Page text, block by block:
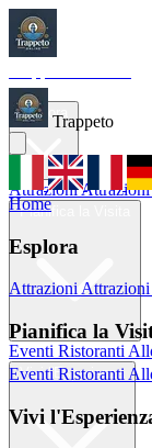
Home
Attrazioni
Eventi Ristoranti
Trappeto
Home
Esplora
Attrazioni
Pianifica la
Eventi Ristoranti
Vivi